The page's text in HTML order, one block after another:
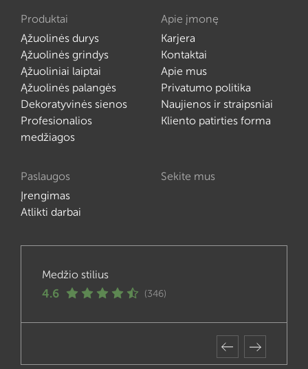
Produktai
Ąžuolinės durys
Ąžuolinės grindys
Ąžuoliniai laiptai
Ąžuolinės palangės
Dekoratyvinės sienos
Profesionalios
medžiagos
Apie įmonę
Karjera
Kontaktai
Apie mus
Privatumo politika
Naujienos ir straipsniai
Kliento patirties forma
Paslaugos
Įrengimas
Atlikti darbai
Sekite mus
Medžio stilius
4.6 (346)